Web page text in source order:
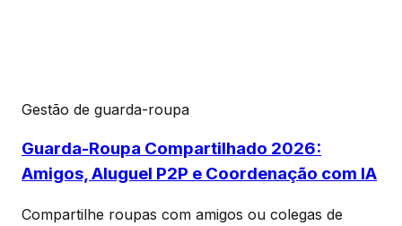
Gestão de guarda-roupa
Guarda-Roupa Compartilhado 2026:
Amigos, Aluguel P2P e Coordenação com IA
Compartilhe roupas com amigos ou colegas de